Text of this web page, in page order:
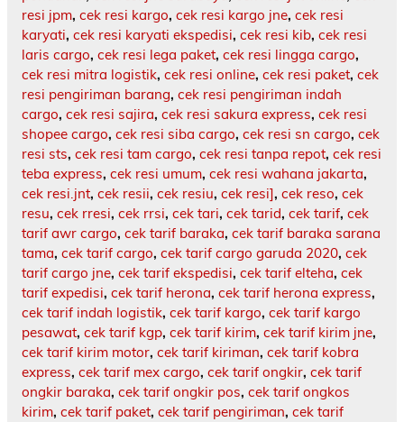
resi jpm, cek resi kargo, cek resi kargo jne, cek resi
karyati, cek resi karyati ekspedisi, cek resi kib, cek resi
laris cargo, cek resi lega paket, cek resi lingga cargo,
cek resi mitra logistik, cek resi online, cek resi paket, cek
resi pengiriman barang, cek resi pengiriman indah
cargo, cek resi sajira, cek resi sakura express, cek resi
shopee cargo, cek resi siba cargo, cek resi sn cargo, cek
resi sts, cek resi tam cargo, cek resi tanpa repot, cek resi
teba express, cek resi umum, cek resi wahana jakarta,
cek resi.jnt, cek resii, cek resiu, cek resi], cek reso, cek
resu, cek rresi, cek rrsi, cek tari, cek tarid, cek tarif, cek
tarif awr cargo, cek tarif baraka, cek tarif baraka sarana
tama, cek tarif cargo, cek tarif cargo garuda 2020, cek
tarif cargo jne, cek tarif ekspedisi, cek tarif elteha, cek
tarif expedisi, cek tarif herona, cek tarif herona express,
cek tarif indah logistik, cek tarif kargo, cek tarif kargo
pesawat, cek tarif kgp, cek tarif kirim, cek tarif kirim jne,
cek tarif kirim motor, cek tarif kiriman, cek tarif kobra
express, cek tarif mex cargo, cek tarif ongkir, cek tarif
ongkir baraka, cek tarif ongkir pos, cek tarif ongkos
kirim, cek tarif paket, cek tarif pengiriman, cek tarif